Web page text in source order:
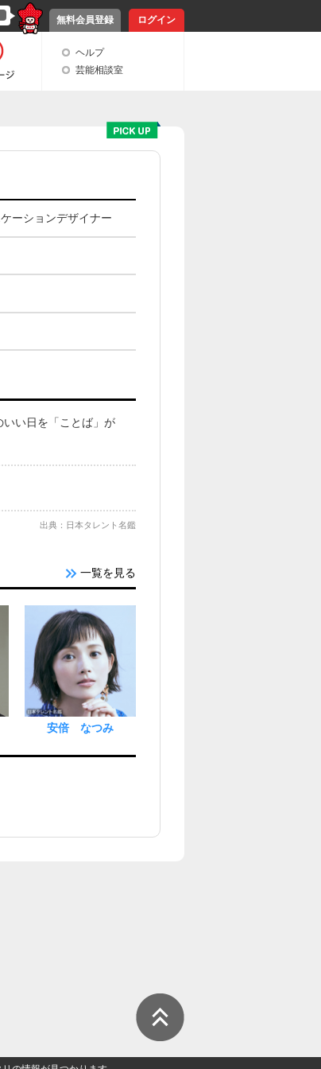
無料会員登録 ログイン
ヘルプ
芸能相談室
ーションデザイナー
い日を「ことば」が
出典：日本タレント名鑑
一覧を見る
安倍 なつみ